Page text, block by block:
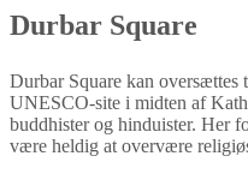
Durbar Square
Durbar Square kan oversættes
UNESCO-site i midten af
buddhister og hinduister. Her
være heldig at overvære